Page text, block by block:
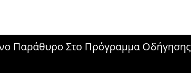
Παράθυρο Στο Πρόγραμμα Οδήγησης